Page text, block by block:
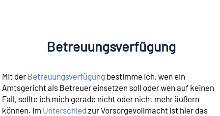
Betreuungsverfügung
Mit der Betreuungsverfügung bestimme ich, wen ein
Amtsgericht als Betreuer einsetzen soll oder wen auf keinen
Fall, sollte ich mich gerade nicht oder nicht mehr äußern
können. Im Unterschied zur Vorsorgevollmacht ist hier das